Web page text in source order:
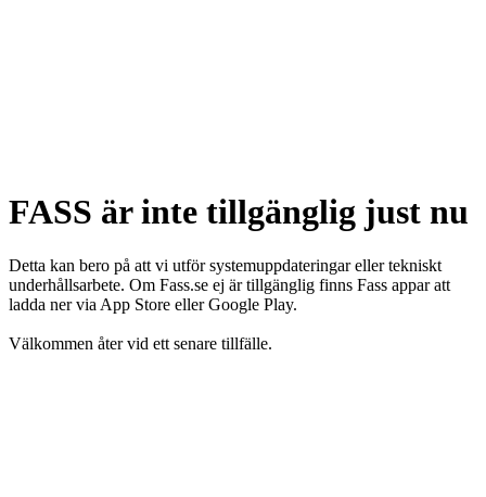
FASS är inte tillgänglig just nu
Detta kan bero på att vi utför systemuppdateringar eller tekniskt
underhållsarbete. Om Fass.se ej är tillgänglig finns Fass appar att
ladda ner via App Store eller Google Play.
Välkommen åter vid ett senare tillfälle.